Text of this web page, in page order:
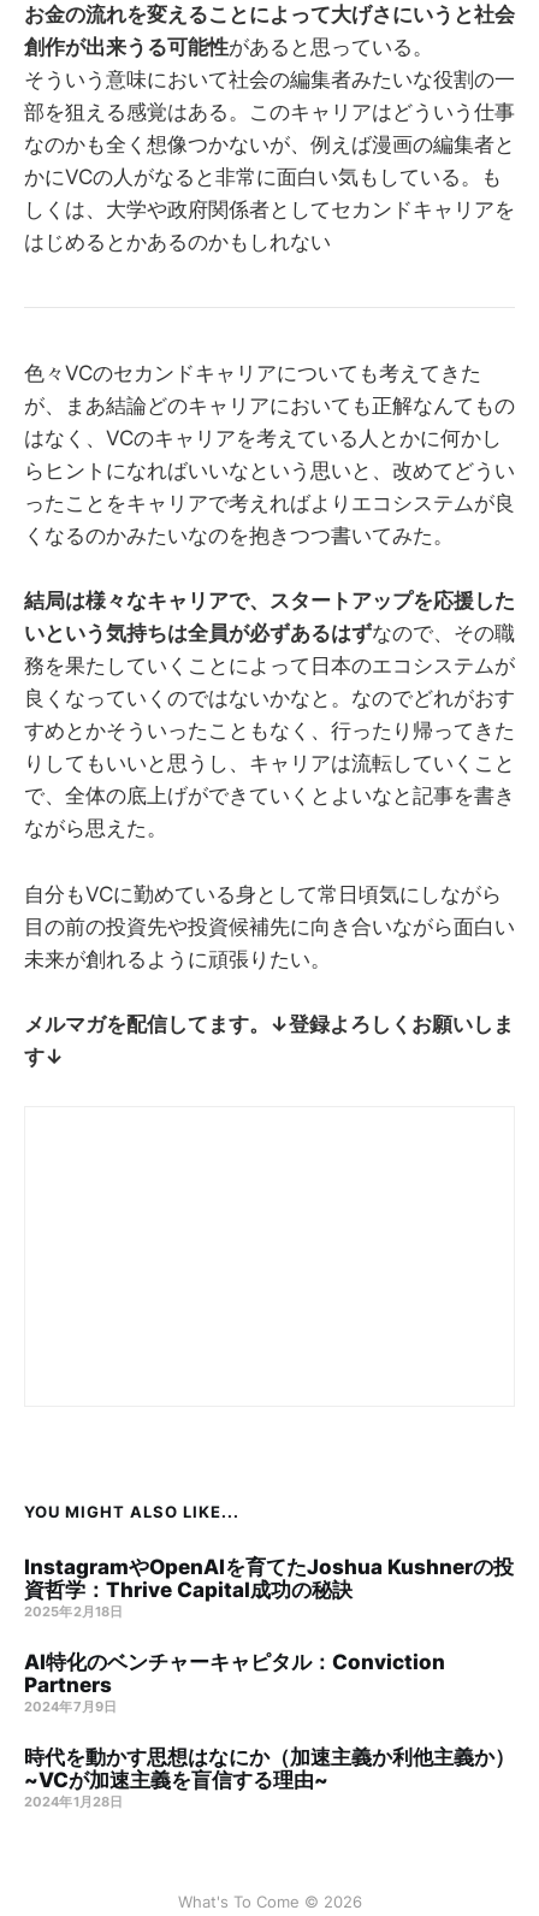
お金の流れを変えることによって大げさにいうと社会
創作が出来うる可能性があると思っている。
そういう意味において社会の編集者みたいな役割の一
部を狙える感覚はある。このキャリアはどういう仕事
なのかも全く想像つかないが、例えば漫画の編集者と
かにVCの人がなると非常に面白い気もしている。も
しくは、大学や政府関係者としてセカンドキャリアを
はじめるとかあるのかもしれない
色々VCのセカンドキャリアについても考えてきた
が、まあ結論どのキャリアにおいても正解なんてもの
はなく、VCのキャリアを考えている人とかに何かし
らヒントになればいいなという思いと、改めてどうい
ったことをキャリアで考えればよりエコシステムが良
くなるのかみたいなのを抱きつつ書いてみた。
結局は様々なキャリアで、スタートアップを応援した
いという気持ちは全員が必ずあるはずなので、その職
務を果たしていくことによって日本のエコシステムが
良くなっていくのではないかなと。なのでどれがおす
すめとかそういったこともなく、行ったり帰ってきた
りしてもいいと思うし、キャリアは流転していくこと
で、全体の底上げができていくとよいなと記事を書き
ながら思えた。
自分もVCに勤めている身として常日頃気にしながら
目の前の投資先や投資候補先に向き合いながら面白い
未来が創れるように頑張りたい。
メルマガを配信してます。↓登録よろしくお願いしま
す↓
YOU MIGHT ALSO LIKE...
InstagramやOpenAIを育てたJoshua Kushnerの投
資哲学：Thrive Capital成功の秘訣
2025年2月18日
AI特化のベンチャーキャピタル：Conviction
Partners
2024年7月9日
時代を動かす思想はなにか（加速主義か利他主義か）
~VCが加速主義を盲信する理由~
2024年1月28日
What's To Come © 2026